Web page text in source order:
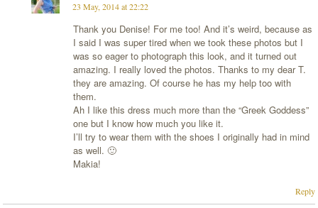
23 May, 2014 at 22:22
Thank you Denise! For me too! And it’s weird, because as
I said I was super tired when we took these photos but I
was so eager to photograph this look, and it turned out
amazing. I really loved the photos. Thanks to my dear T.
they are amazing. Of course he has my help too with
them.
Ah I like this dress much more than the “Greek Goddess”
one but I know how much you like it.
I’ll try to wear them with the shoes I originally had in mind
as well. 🙂
Makia!
Reply